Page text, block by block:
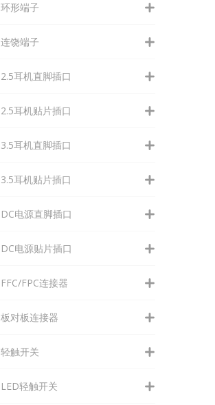
环形端子
连饶端子
2.5耳机直脚插口
2.5耳机贴片插口
3.5耳机直脚插口
3.5耳机贴片插口
DC电源直脚插口
DC电源贴片插口
FFC/FPC连接器
板对板连接器
轻触开关
LED轻触开关